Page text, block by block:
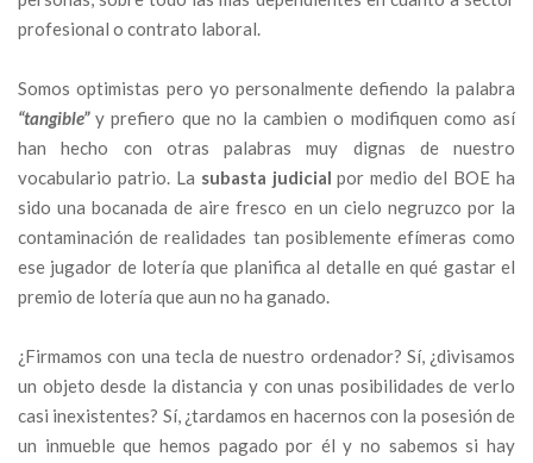
profesional o contrato laboral.
Somos optimistas pero yo personalmente defiendo la palabra
“tangible”y prefiero que no la cambien o modifiquen como así
han hecho con otras palabras muy dignas de nuestro
vocabulario patrio. La subasta judicial por medio del BOE ha
sido una bocanada de aire fresco en un cielo negruzco por la
contaminación de realidades tan posiblemente efímeras como
ese jugador de lotería que planifica al detalle en qué gastar el
premio de lotería que aun no ha ganado.
¿Firmamos con una tecla de nuestro ordenador? Sí, ¿divisamos
un objeto desde la distancia y con unas posibilidades de verlo
casi inexistentes? Sí, ¿tardamos en hacernos con la posesión de
un inmueble que hemos pagado por él y no sabemos si hay